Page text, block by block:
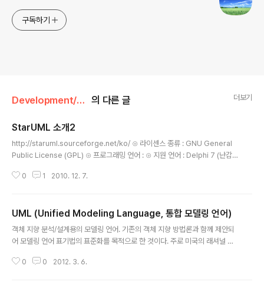
구독하기
Development/UML 의 다른 글 더보기
StarUML 소개2
http://staruml.sourceforge.net/ko/ ⊙ 라이센스 종류 : GNU General
Public License (GPL) ⊙ 프로그래밍 언어 : ⊙ 지원 언어 : Delphi 7 (난감
oftware인증 그리고 오픈소스로 풀림 ⊙ 현재 버전 정보 : 5.0 ⊙ 지원 OS : W
로 공개됐다는 것도 놀랍고.. 이정도 레벨의 프로그램이 이렇게 공개 돼 있다는
것도 놀랍다. 보면 깜짝 놀래는 StarUML을 사용한 비교적 큰 규모의..
0 1 2010. 12. 7.
UML (Unified Modeling Language, 통합 모델링 언어)
객체 지향 분석/설계용의 모델링 언어. 기존의 객체 지향 방법론과 함께 제안되
어 모델링 언어 표기법의 표준화를 목적으로 한 것이다. 주로 미국의 래셔널 소
결과 1997년 11월에 UML 1.1이 객체 관리 그룹(OMG)에 의해 표준으로 채택
0 0 2012. 3. 6.